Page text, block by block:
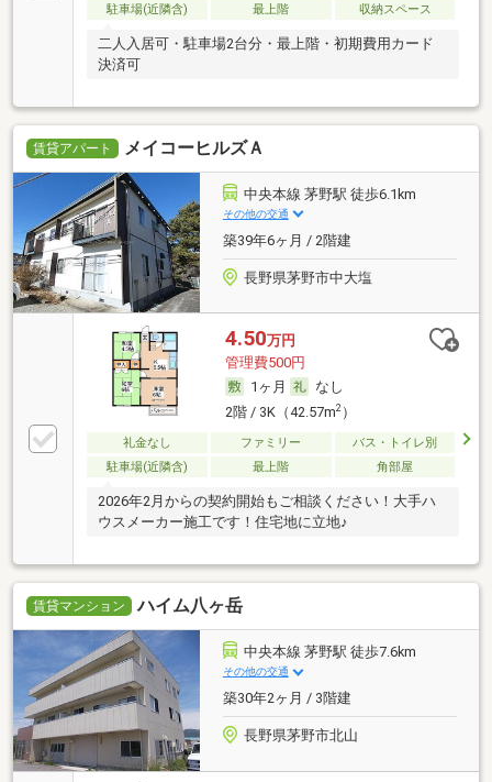
駐車場(近隣含)
最上階 収納スペース
二人入居可・駐車場2台分・最上階・初期費用カード
決済可
賃貸アパート メイコーヒルズＡ
中央本線 茅野駅 徒歩6.1km
その他の交通
築39年6ヶ月 / 2階建
長野県茅野市中大塩
4.50万円
管理費500円
1ヶ月
なし
2階 / 3K（42.57m2）
礼金なし ファミリー
バス・トイレ別
駐車場(近隣含)
最上階 角部屋
2026年2月からの契約開始もご相談ください！大手ハ
ウスメーカー施工です！住宅地に立地♪
賃貸マンション ハイム八ヶ岳
中央本線 茅野駅 徒歩7.6km
その他の交通
築30年2ヶ月 / 3階建
長野県茅野市北山